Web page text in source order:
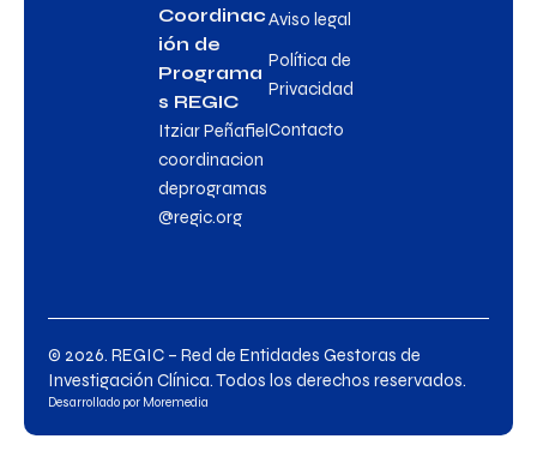
Coordinac
ión de
Programa
s REGIC
Itziar Peñafiel
coordinacion
deprogramas
@regic.org
Aviso legal
Política de
Privacidad
Contacto
© 2026. REGIC – Red de Entidades Gestoras de
Investigación Clínica. Todos los derechos reservados.
Desarrollado por Moremedia